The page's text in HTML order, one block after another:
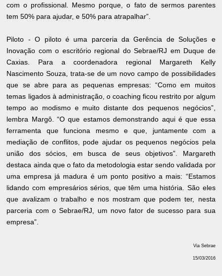
com o profissional. Mesmo porque, o fato de sermos parentes
tem 50% para ajudar, e 50% para atrapalhar”.
Piloto - O piloto é uma parceria da Gerência de Soluções e
Inovação com o escritório regional do Sebrae/RJ em Duque de
Caxias. Para a coordenadora regional Margareth Kelly
Nascimento Souza, trata-se de um novo campo de possibilidades
que se abre para as pequenas empresas: “Como em muitos
temas ligados à administração, o coaching ficou restrito por algum
tempo ao modismo e muito distante dos pequenos negócios”,
lembra Margô. “O que estamos demonstrando aqui é que essa
ferramenta que funciona mesmo e que, juntamente com a
mediação de conflitos, pode ajudar os pequenos negócios pela
união dos sócios, em busca de seus objetivos”. Margareth
destaca ainda que o fato da metodologia estar sendo validada por
uma empresa já madura é um ponto positivo a mais: “Estamos
lidando com empresários sérios, que têm uma história. São eles
que avalizam o trabalho e nos mostram que podem ter, nesta
parceria com o Sebrae/RJ, um novo fator de sucesso para sua
empresa”.
Via Sebrae
15/03/2016